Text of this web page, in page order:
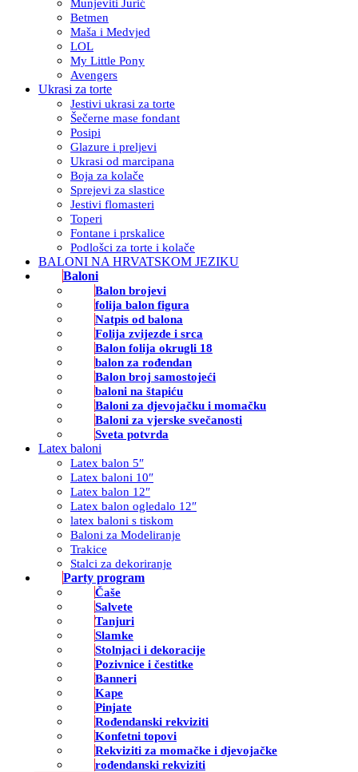
Munjeviti Jurić
Betmen
Maša i Medvjed
LOL
My Little Pony
Avengers
Ukrasi za torte
Jestivi ukrasi za torte
Šečerne mase fondant
Posipi
Glazure i preljevi
Ukrasi od marcipana
Boja za kolače
Sprejevi za slastice
Jestivi flomasteri
Toperi
Fontane i prskalice
Podlošci za torte i kolače
BALONI NA HRVATSKOM JEZIKU
Baloni
Balon brojevi
folija balon figura
Natpis od balona
Folija zvijezde i srca
Balon folija okrugli 18
balon za rođendan
Balon broj samostojeći
baloni na štapiću
Baloni za djevojačku i momačku
Baloni za vjerske svečanosti
Sveta potvrda
Latex baloni
Latex balon 5″
Latex baloni 10″
Latex balon 12″
Latex balon ogledalo 12″
latex baloni s tiskom
Baloni za Modeliranje
Trakice
Stalci za dekoriranje
Party program
Čaše
Salvete
Tanjuri
Slamke
Stolnjaci i dekoracije
Pozivnice i čestitke
Banneri
Kape
Pinjate
Rođendanski rekviziti
Konfetni topovi
Rekviziti za momačke i djevojačke
rođendanski rekviziti